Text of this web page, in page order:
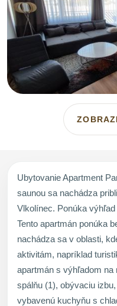
Ubytovanie Apartment
saunou sa nachádza
Vlkolínec. Ponúka
Tento apartmán ponúka
nachádza sa v oblasti,
aktivitám, napríklad
apartmán s výhľadom na
spálňu (1), obývaciu
vybavenú kuchyňu s